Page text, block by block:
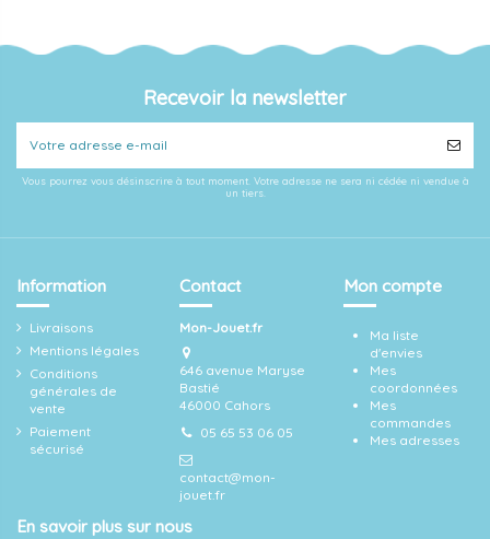
Recevoir la newsletter
Vous pourrez vous désinscrire à tout moment. Votre adresse ne sera ni cédée ni vendue à
un tiers.
Information
Livraisons
Mentions légales
Conditions
générales de
vente
Paiement
sécurisé
Contact
Mon-Jouet.fr
646 avenue Maryse
Bastié
46000 Cahors
05 65 53 06 05
contact@mon-
jouet.fr
Mon compte
Ma liste
d'envies
Mes
coordonnées
Mes
commandes
Mes adresses
En savoir plus sur nous